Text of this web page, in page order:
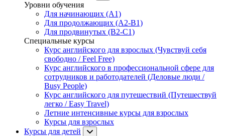
Уровни обучения
Для начинающих (A1)
Для продолжающих (A2-B1)
Для продвинутых (B2-C1)
Специальные курсы
Курс английского для взрослых (Чувствуй себя
свободно / Feel Free)
Курс английского в профессиональной сфере для
сотрудников и работодателей (Деловые люди /
Busy People)
Курс английского для путешествий (Путешествуй
легко / Easy Travel)
Летние интенсивные курсы для взрослых
Курсы для взрослых
Курсы для детей